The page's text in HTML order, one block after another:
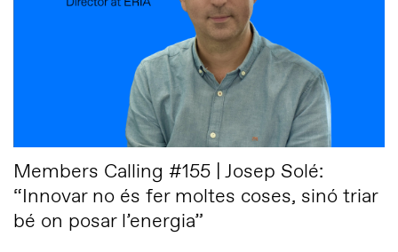
Members Calling #155 | Josep Solé:
“Innovar no és fer moltes coses, sinó triar
bé on posar l’energia”